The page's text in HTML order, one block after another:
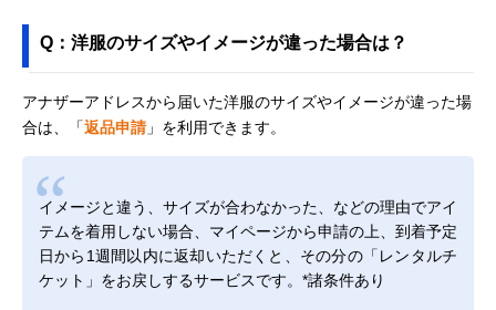
Q：洋服のサイズやイメージが違った場合は？
アナザーアドレスから届いた洋服のサイズやイメージが違った場
合は、「返品申請」を利用できます。
イメージと違う、サイズが合わなかった、などの理由でアイ
テムを着用しない場合、マイページから申請の上、到着予定
日から1週間以内に返却いただくと、その分の「レンタルチ
ケット」をお戻しするサービスです。*諸条件あり